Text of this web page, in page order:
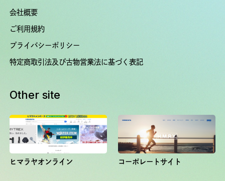
会社概要
ご利用規約
プライバシーポリシー
特定商取引法及び古物営業法に基づく表記
Other site
ヒマラヤオンライン コーポレートサイト